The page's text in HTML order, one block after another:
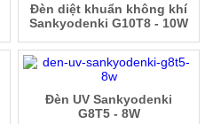
Đèn diệt khuẩn không khí
Sankyodenki G10T8 - 10W
Đèn UV Sankyodenki
G8T5 - 8W